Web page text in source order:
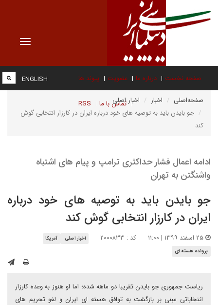
Toggle
صفحه نخست درباره ما عضویت پیوند ها
تماس با ما RSS
ENGLISH
صفحه‌اصلی اخبار
اخبار اصلی
جو بایدن باید به توصیه های خود درباره ایران در کارزار انتخابی گوش
کند
ادامه اعمال فشار حداکثری ترامپ و پیام های اشتباه
واشنگتن به تهران
جو بایدن باید به توصیه های خود درباره
ایران در کارزار انتخابی گوش کند
کد : ۲۰۰۰۸۳۳ اخبار اصلی
آمریکا
پرونده هسته ای
ریاست جمهوری جو بایدن تقریبا دو ماهه شده؛ اما او هنوز به وعده کارزار
انتخاباتی مبنی بر بازگشت به توافق هسته ای ایران و لغو تحریم های